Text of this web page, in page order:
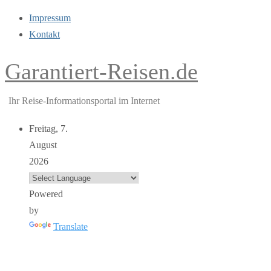
Impressum
Kontakt
Garantiert-Reisen.de
Ihr Reise-Informationsportal im Internet
Freitag, 7.
August
2026
Powered
by
Translate